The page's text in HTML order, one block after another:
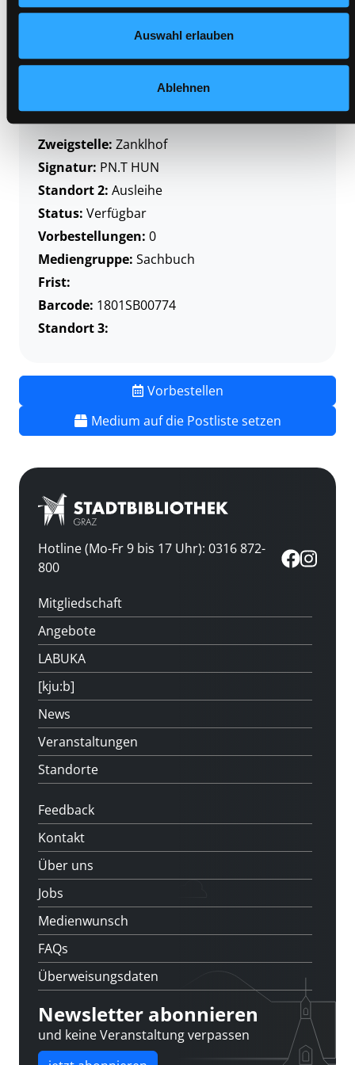
Auswahl erlauben
Ablehnen
1805SB00972
Standort 3:
Zweigstelle: Zanklhof
Signatur: PN.T HUN
Standort 2: Ausleihe
Status: Verfügbar
Vorbestellungen: 0
Mediengruppe: Sachbuch
Frist:
Barcode: 1801SB00774
Standort 3:
Vorbestellen
Medium auf die Postliste setzen
Hotline (Mo-Fr 9 bis 17 Uhr): 0316 872-
800
Mitgliedschaft
Angebote
LABUKA
[kju:b]
News
Veranstaltungen
Standorte
Feedback
Kontakt
Über uns
Jobs
Medienwunsch
FAQs
Überweisungsdaten
Newsletter abonnieren
und keine Veranstaltung verpassen